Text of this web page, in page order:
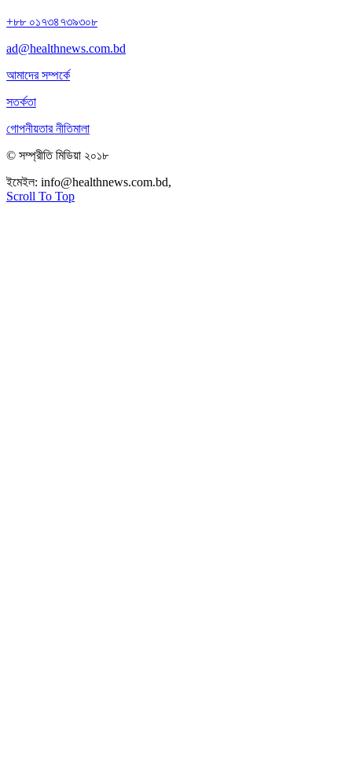
+৮৮ ০১৭৩৪৭৩৯৩০৮
ad@healthnews.com.bd
আমাদের সম্পর্কে
সতর্কতা
গোপনীয়তার নীতিমালা
© সম্প্রীতি মিডিয়া ২০১৮
ইমেইল: info@healthnews.com.bd,
Scroll To Top